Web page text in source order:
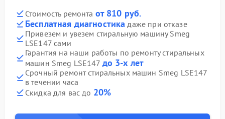
Стоимость ремонта от 810 руб.
Бесплатная диагностика даже при отказе
Привезем и увезем стиральную машину Smeg
LSE147 сами
Гарантия на наши работы по ремонту стиральных
машин Smeg LSE147 до 3-х лет
Срочный ремонт стиральных машин Smeg LSE147
в течении часа
Скидка для вас до 20%